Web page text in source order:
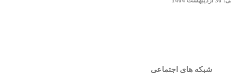
شبکه های اجتماعی